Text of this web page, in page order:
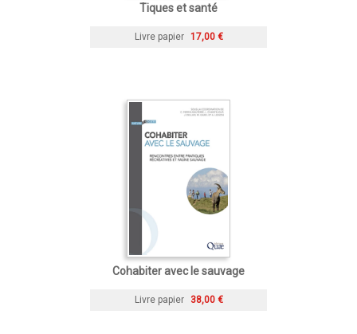
Tiques et santé
Livre papier 17,00 €
Cohabiter avec le sauvage
Livre papier 38,00 €